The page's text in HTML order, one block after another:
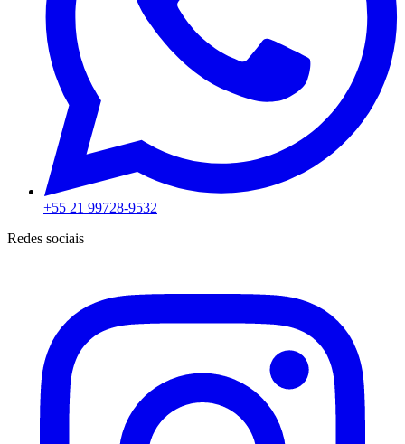
+55 21 99728-9532
Redes sociais